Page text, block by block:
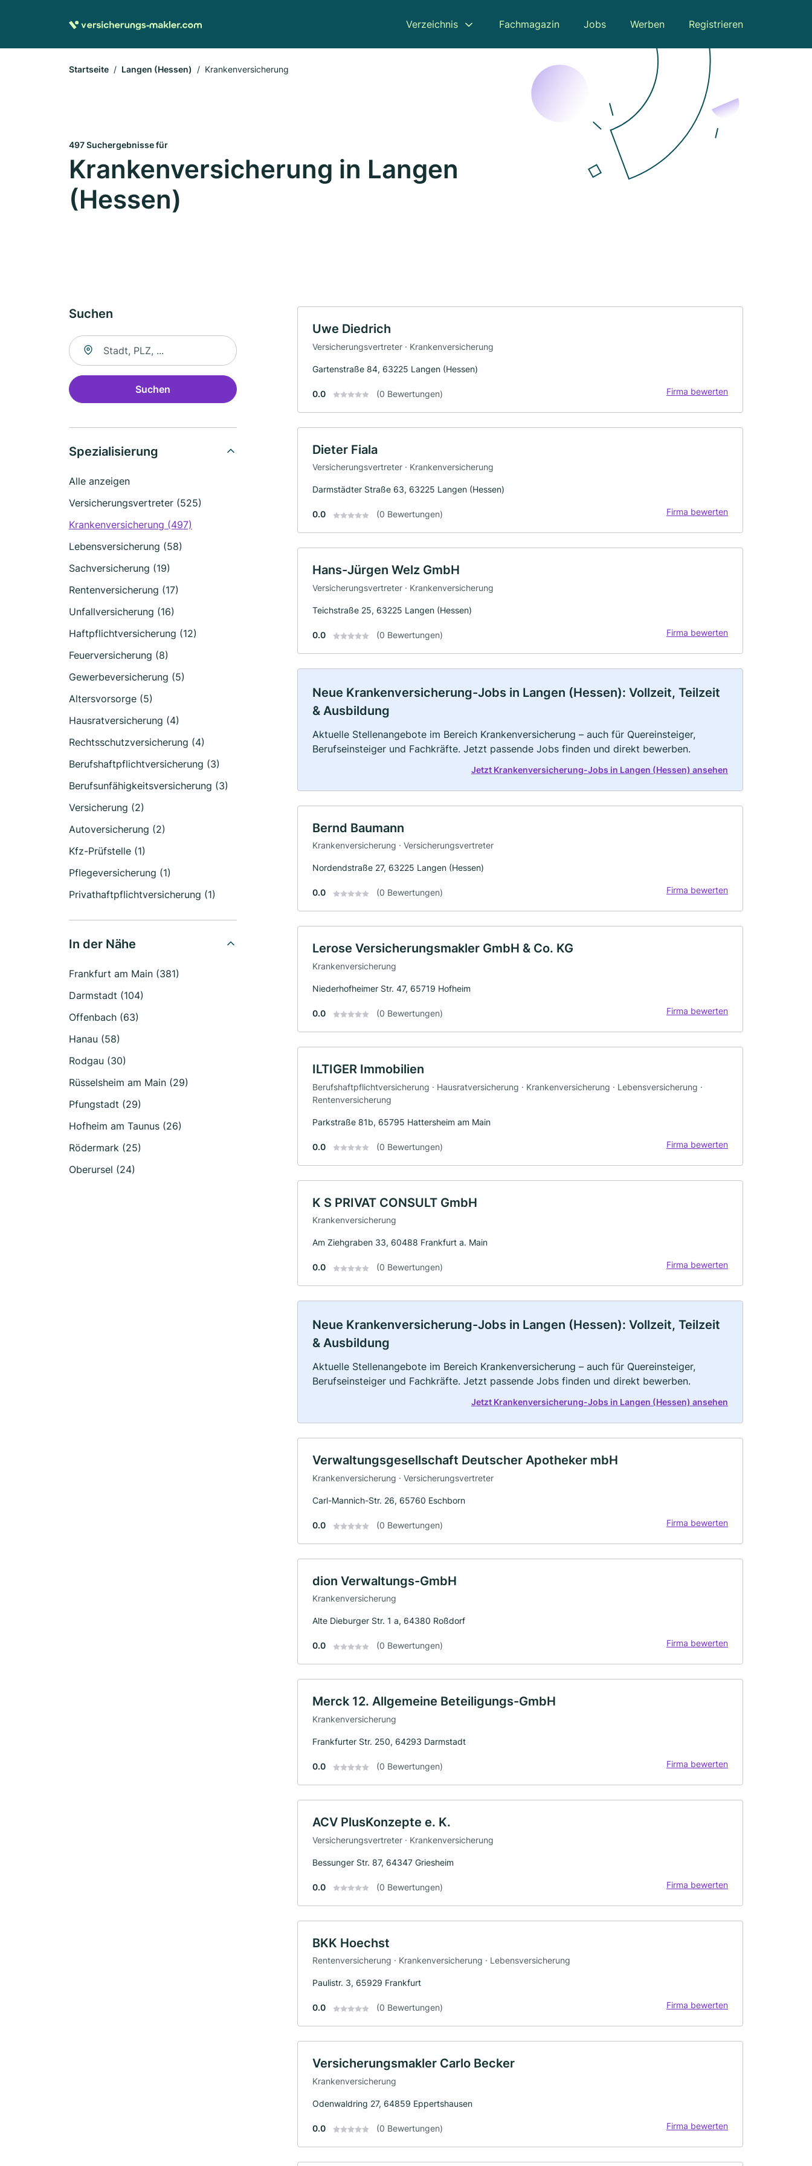
Verzeichnis Fachmagazin Jobs Werben Registrieren
Startseite Langen (Hessen) Krankenversicherung
497 Suchergebnisse für
Krankenversicherung in Langen
(Hessen)
Suchen
Suche nach Ort
Suchen
Spezialisierung
Alle anzeigen
Versicherungsvertreter (525)
Krankenversicherung (497)
Lebensversicherung (58)
Sachversicherung (19)
Rentenversicherung (17)
Unfallversicherung (16)
Haftpflichtversicherung (12)
Feuerversicherung (8)
Gewerbeversicherung (5)
Altersvorsorge (5)
Hausratversicherung (4)
Rechtsschutzversicherung (4)
Berufshaftpflichtversicherung (3)
Berufsunfähigkeitsversicherung (3)
Versicherung (2)
Autoversicherung (2)
Kfz-Prüfstelle (1)
Pflegeversicherung (1)
Privathaftpflichtversicherung (1)
In der Nähe
Frankfurt am Main (381)
Darmstadt (104)
Offenbach (63)
Hanau (58)
Rodgau (30)
Rüsselsheim am Main (29)
Pfungstadt (29)
Hofheim am Taunus (26)
Rödermark (25)
Oberursel (24)
Uwe Diedrich
Versicherungsvertreter · Krankenversicherung
Gartenstraße 84, 63225 Langen (Hessen)
0.0 (0 Bewertungen) Firma bewerten
Dieter Fiala
Versicherungsvertreter · Krankenversicherung
Darmstädter Straße 63, 63225 Langen (Hessen)
0.0 (0 Bewertungen) Firma bewerten
Hans-Jürgen Welz GmbH
Versicherungsvertreter · Krankenversicherung
Teichstraße 25, 63225 Langen (Hessen)
0.0 (0 Bewertungen) Firma bewerten
Neue Krankenversicherung-Jobs in Langen (Hessen): Vollzeit, Teilzeit
& Ausbildung
Aktuelle Stellenangebote im Bereich Krankenversicherung – auch für Quereinsteiger,
Berufseinsteiger und Fachkräfte. Jetzt passende Jobs finden und direkt bewerben.
Jetzt Krankenversicherung-Jobs in Langen (Hessen) ansehen
Bernd Baumann
Krankenversicherung · Versicherungsvertreter
Nordendstraße 27, 63225 Langen (Hessen)
0.0 (0 Bewertungen) Firma bewerten
Lerose Versicherungsmakler GmbH & Co. KG
Krankenversicherung
Niederhofheimer Str. 47, 65719 Hofheim
0.0 (0 Bewertungen) Firma bewerten
ILTIGER Immobilien
Berufshaftpflichtversicherung · Hausratversicherung · Krankenversicherung · Lebensversicherung ·
Rentenversicherung
Parkstraße 81b, 65795 Hattersheim am Main
0.0 (0 Bewertungen) Firma bewerten
K S PRIVAT CONSULT GmbH
Krankenversicherung
Am Ziehgraben 33, 60488 Frankfurt a. Main
0.0 (0 Bewertungen) Firma bewerten
Neue Krankenversicherung-Jobs in Langen (Hessen): Vollzeit, Teilzeit
& Ausbildung
Aktuelle Stellenangebote im Bereich Krankenversicherung – auch für Quereinsteiger,
Berufseinsteiger und Fachkräfte. Jetzt passende Jobs finden und direkt bewerben.
Jetzt Krankenversicherung-Jobs in Langen (Hessen) ansehen
Verwaltungsgesellschaft Deutscher Apotheker mbH
Krankenversicherung · Versicherungsvertreter
Carl-Mannich-Str. 26, 65760 Eschborn
0.0 (0 Bewertungen) Firma bewerten
dion Verwaltungs-GmbH
Krankenversicherung
Alte Dieburger Str. 1 a, 64380 Roßdorf
0.0 (0 Bewertungen) Firma bewerten
Merck 12. Allgemeine Beteiligungs-GmbH
Krankenversicherung
Frankfurter Str. 250, 64293 Darmstadt
0.0 (0 Bewertungen) Firma bewerten
ACV PlusKonzepte e. K.
Versicherungsvertreter · Krankenversicherung
Bessunger Str. 87, 64347 Griesheim
0.0 (0 Bewertungen) Firma bewerten
BKK Hoechst
Rentenversicherung · Krankenversicherung · Lebensversicherung
Paulistr. 3, 65929 Frankfurt
0.0 (0 Bewertungen) Firma bewerten
Versicherungsmakler Carlo Becker
Krankenversicherung
Odenwaldring 27, 64859 Eppertshausen
0.0 (0 Bewertungen) Firma bewerten